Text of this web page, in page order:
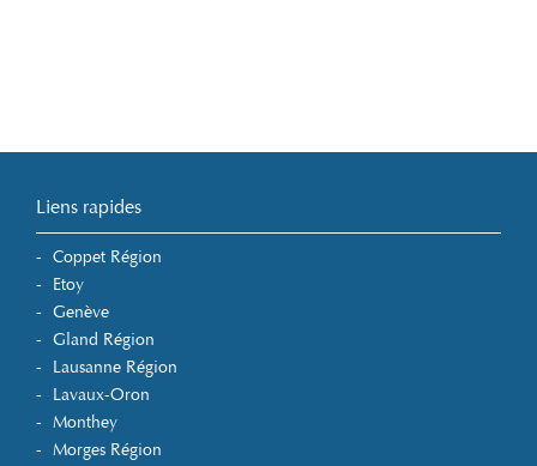
Liens rapides
Coppet Région
Etoy
Genève
Gland Région
Lausanne Région
Lavaux-Oron
Monthey
Morges Région